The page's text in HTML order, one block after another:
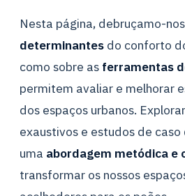
Nesta página, debruçamo-
determinantes do conforto
como sobre as ferramentas
permitem avaliar e melhorar
dos espaços urbanos.
exaustivos e estudos de
uma abordagem metódica e
transformar os nossos